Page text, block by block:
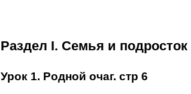
Раздел I. Семья и подросток
Урок 1. Родной очаг. стр 6